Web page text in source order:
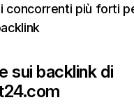
concorrenti più forti
sui backlink di